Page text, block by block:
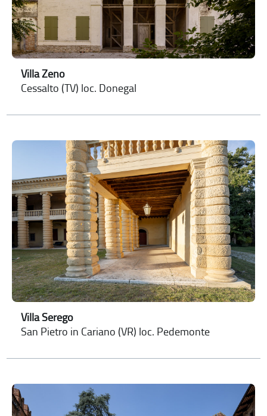
Villa Zeno
Cessalto (TV) loc. Donegal
Villa Serego
San Pietro in Cariano (VR) loc. Pedemonte